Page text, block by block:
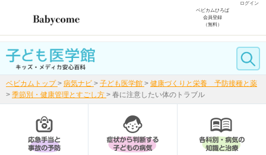
ログイン
ベビカムひろば
会員登録
（無料）
ベビカムトップ > 病気ナビ > 子ども医学館 > 健康づくりと栄養 予防接種と薬
> 季節別・健康管理とすごし方 > 春に注意したい体のトラブル